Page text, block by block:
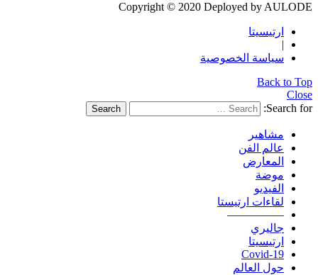
Copyright © 2020 Deployed by AULODE
ارتيسيتا
|
سياسة الخصوصية
Back to Top
Close
Search for:
Search
مشاهير
عالم الفن
المعارض
موضة
الفيديو
لقاءات ارتيستا
—————
جاليري
ارتيسيتا
Covid-19
حول العالم